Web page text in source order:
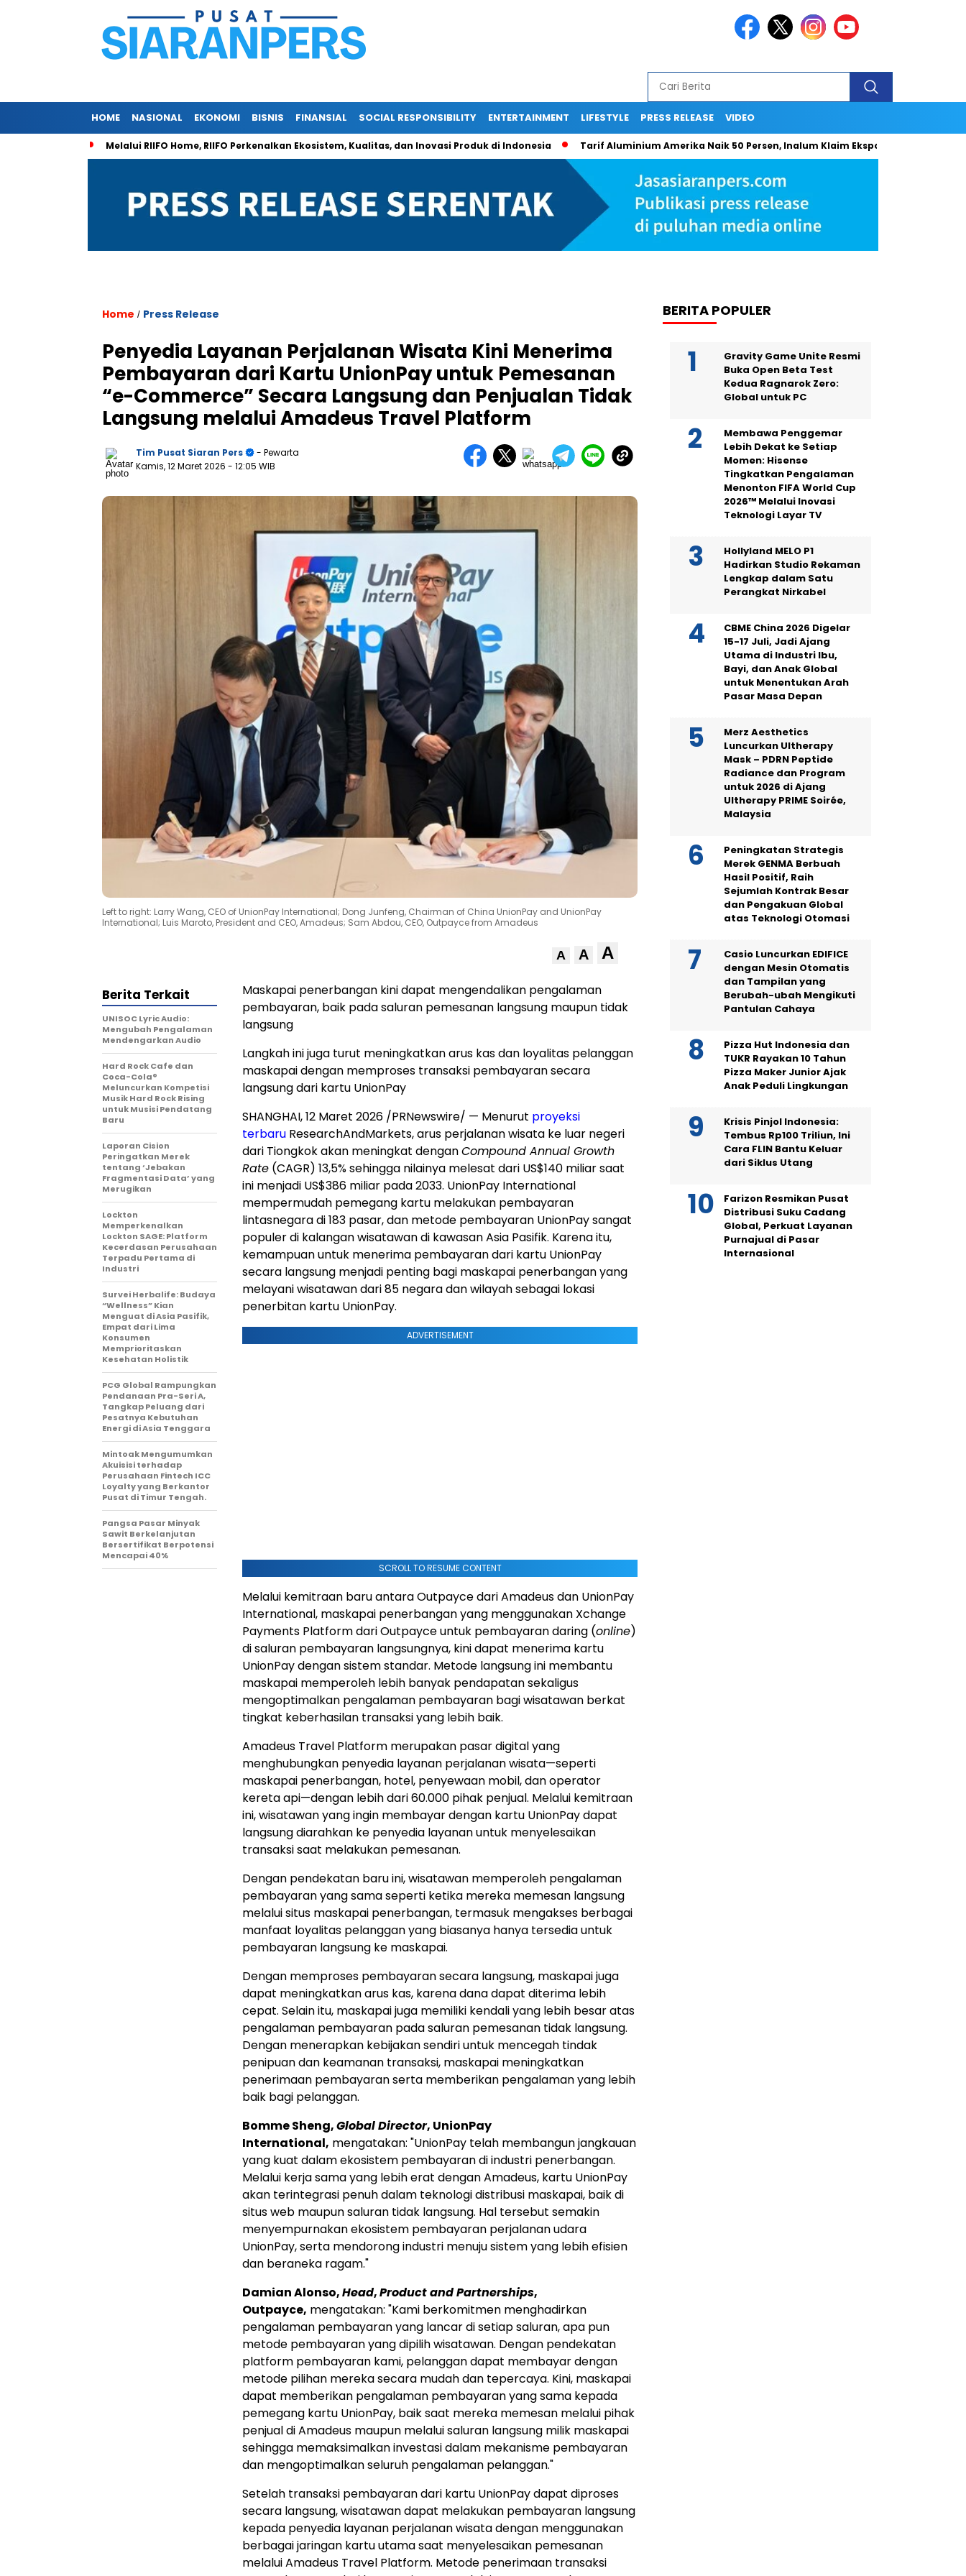
HOME NASIONAL EKONOMI BISNIS FINANSIAL SOCIAL RESPONSIBILITY ENTERTAINMENT LIFESTYLE PRESS RELEASE VIDEO
Melalui RIIFO Home, RIIFO Perkenalkan Ekosistem, Kualitas, dan Inovasi Produk di Indonesia Tarif Aluminium Amerika Naik 50 Persen, Inalum Klaim Ekspor Indonesia
Home / Press Release
Penyedia Layanan Perjalanan Wisata Kini Menerima
Pembayaran dari Kartu UnionPay untuk Pemesanan
“e-Commerce” Secara Langsung dan Penjualan Tidak
Langsung melalui Amadeus Travel Platform
Tim Pusat Siaran Pers
- Pewarta
Kamis, 12 Maret 2026 - 12:05 WIB
Left to right: Larry Wang, CEO of UnionPay International; Dong Junfeng, Chairman of China UnionPay and UnionPay
International; Luis Maroto, President and CEO, Amadeus; Sam Abdou, CEO, Outpayce from Amadeus
A A A
Maskapai penerbangan kini dapat mengendalikan pengalaman
pembayaran, baik pada saluran pemesanan langsung maupun tidak
langsung
Langkah ini juga turut meningkatkan arus kas dan loyalitas pelanggan
maskapai dengan memproses transaksi pembayaran secara
langsung dari kartu UnionPay
SHANGHAI, 12 Maret 2026 /PRNewswire/ — Menurut proyeksi
terbaru ResearchAndMarkets, arus perjalanan wisata ke luar negeri
dari Tiongkok akan meningkat denganCompound Annual Growth
Rate (CAGR) 13,5% sehingga nilainya melesat dari US$140 miliar saat
ini menjadi US$386 miliar pada 2033. UnionPay International
mempermudah pemegang kartu melakukan pembayaran
lintasnegara di 183 pasar, dan metode pembayaran UnionPay sangat
populer di kalangan wisatawan di kawasan Asia Pasifik. Karena itu,
kemampuan untuk menerima pembayaran dari kartu UnionPay
secara langsung menjadi penting bagi maskapai penerbangan yang
melayani wisatawan dari 85 negara dan wilayah sebagai lokasi
penerbitan kartu UnionPay.
ADVERTISEMENT
SCROLL TO RESUME CONTENT
Melalui kemitraan baru antara Outpayce dari Amadeus dan UnionPay
International, maskapai penerbangan yang menggunakan Xchange
Payments Platform dari Outpayce untuk pembayaran daring (online)
di saluran pembayaran langsungnya, kini dapat menerima kartu
UnionPay dengan sistem standar. Metode langsung ini membantu
maskapai memperoleh lebih banyak pendapatan sekaligus
mengoptimalkan pengalaman pembayaran bagi wisatawan berkat
tingkat keberhasilan transaksi yang lebih baik.
Amadeus Travel Platform merupakan pasar digital yang
menghubungkan penyedia layanan perjalanan wisata—seperti
maskapai penerbangan, hotel, penyewaan mobil, dan operator
kereta api—dengan lebih dari 60.000 pihak penjual. Melalui kemitraan
ini, wisatawan yang ingin membayar dengan kartu UnionPay dapat
langsung diarahkan ke penyedia layanan untuk menyelesaikan
transaksi saat melakukan pemesanan.
Dengan pendekatan baru ini, wisatawan memperoleh pengalaman
pembayaran yang sama seperti ketika mereka memesan langsung
melalui situs maskapai penerbangan, termasuk mengakses berbagai
manfaat loyalitas pelanggan yang biasanya hanya tersedia untuk
pembayaran langsung ke maskapai.
Dengan memproses pembayaran secara langsung, maskapai juga
dapat meningkatkan arus kas, karena dana dapat diterima lebih
cepat. Selain itu, maskapai juga memiliki kendali yang lebih besar atas
pengalaman pembayaran pada saluran pemesanan tidak langsung.
Dengan menerapkan kebijakan sendiri untuk mencegah tindak
penipuan dan keamanan transaksi, maskapai meningkatkan
penerimaan pembayaran serta memberikan pengalaman yang lebih
baik bagi pelanggan.
Bomme Sheng,Global Director, UnionPay
International, mengatakan: "UnionPay telah membangun jangkauan
yang kuat dalam ekosistem pembayaran di industri penerbangan.
Melalui kerja sama yang lebih erat dengan Amadeus, kartu UnionPay
akan terintegrasi penuh dalam teknologi distribusi maskapai, baik di
situs web maupun saluran tidak langsung. Hal tersebut semakin
menyempurnakan ekosistem pembayaran perjalanan udara
UnionPay, serta mendorong industri menuju sistem yang lebih efisien
dan beraneka ragam."
Damian Alonso,Head,Product and Partnerships,
Outpayce, mengatakan: "Kami berkomitmen menghadirkan
pengalaman pembayaran yang lancar di setiap saluran, apa pun
metode pembayaran yang dipilih wisatawan. Dengan pendekatan
platform pembayaran kami, pelanggan dapat membayar dengan
metode pilihan mereka secara mudah dan tepercaya. Kini, maskapai
dapat memberikan pengalaman pembayaran yang sama kepada
pemegang kartu UnionPay, baik saat mereka memesan melalui pihak
penjual di Amadeus maupun melalui saluran langsung milik maskapai
sehingga memaksimalkan investasi dalam mekanisme pembayaran
dan mengoptimalkan seluruh pengalaman pelanggan."
Setelah transaksi pembayaran dari kartu UnionPay dapat diproses
secara langsung, wisatawan dapat melakukan pembayaran langsung
kepada penyedia layanan perjalanan wisata dengan menggunakan
berbagai jaringan kartu utama saat menyelesaikan pemesanan
melalui Amadeus Travel Platform. Metode penerimaan transaksi
Berita Terkait
UNISOC Lyric Audio:
Mengubah Pengalaman
Mendengarkan Audio
Hard Rock Cafe dan
Coca-Cola®
Meluncurkan Kompetisi
Musik Hard Rock Rising
untuk Musisi Pendatang
Baru
Laporan Cision
Peringatkan Merek
tentang ‘Jebakan
Fragmentasi Data’ yang
Merugikan
Lockton
Memperkenalkan
Lockton SAGE: Platform
Kecerdasan Perusahaan
Terpadu Pertama di
Industri
Survei Herbalife: Budaya
“Wellness” Kian
Menguat di Asia Pasifik,
Empat dari Lima
Konsumen
Memprioritaskan
Kesehatan Holistik
PCG Global Rampungkan
Pendanaan Pra-Seri A,
Tangkap Peluang dari
Pesatnya Kebutuhan
Energi di Asia Tenggara
Mintoak Mengumumkan
Akuisisi terhadap
Perusahaan Fintech ICC
Loyalty yang Berkantor
Pusat di Timur Tengah.
Pangsa Pasar Minyak
Sawit Berkelanjutan
Bersertifikat Berpotensi
Mencapai 40%
BERITA POPULER
Gravity Game Unite Resmi
Buka Open Beta Test
Kedua Ragnarok Zero:
Global untuk PC
Membawa Penggemar
Lebih Dekat ke Setiap
Momen: Hisense
Tingkatkan Pengalaman
Menonton FIFA World Cup
2026™ Melalui Inovasi
Teknologi Layar TV
Hollyland MELO P1
Hadirkan Studio Rekaman
Lengkap dalam Satu
Perangkat Nirkabel
CBME China 2026 Digelar
15-17 Juli, Jadi Ajang
Utama di Industri Ibu,
Bayi, dan Anak Global
untuk Menentukan Arah
Pasar Masa Depan
Merz Aesthetics
Luncurkan Ultherapy
Mask – PDRN Peptide
Radiance dan Program
untuk 2026 di Ajang
Ultherapy PRIME Soirée,
Malaysia
Peningkatan Strategis
Merek GENMA Berbuah
Hasil Positif, Raih
Sejumlah Kontrak Besar
dan Pengakuan Global
atas Teknologi Otomasi
Casio Luncurkan EDIFICE
dengan Mesin Otomatis
dan Tampilan yang
Berubah-ubah Mengikuti
Pantulan Cahaya
Pizza Hut Indonesia dan
TUKR Rayakan 10 Tahun
Pizza Maker Junior Ajak
Anak Peduli Lingkungan
Krisis Pinjol Indonesia:
Tembus Rp100 Triliun, Ini
Cara FLIN Bantu Keluar
dari Siklus Utang
Farizon Resmikan Pusat
Distribusi Suku Cadang
Global, Perkuat Layanan
Purnajual di Pasar
Internasional